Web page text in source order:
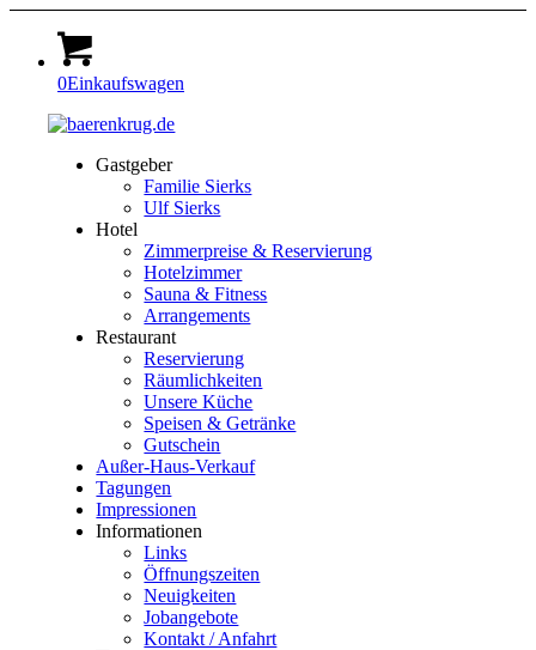
0Einkaufswagen
Gastgeber
Familie Sierks
Ulf Sierks
Hotel
Zimmerpreise & Reservierung
Hotelzimmer
Sauna & Fitness
Arrangements
Restaurant
Reservierung
Räumlichkeiten
Unsere Küche
Speisen & Getränke
Gutschein
Außer-Haus-Verkauf
Tagungen
Impressionen
Informationen
Links
Öffnungszeiten
Neuigkeiten
Jobangebote
Kontakt / Anfahrt